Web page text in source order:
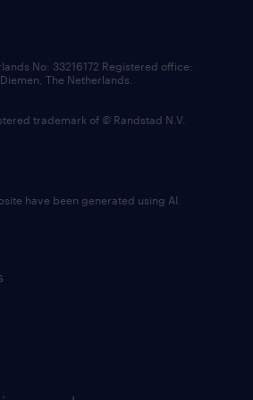
No: 33216172 Registered office:
The Netherlands.
trademark of © Randstad N.V.
have been generated using AI.